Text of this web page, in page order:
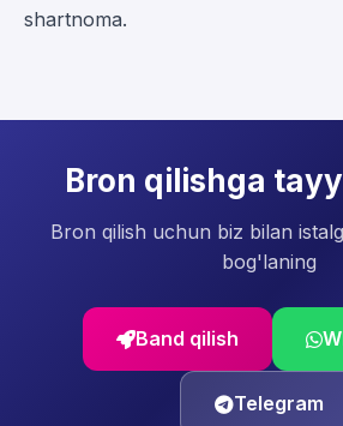
shartnoma.
Bron qilishga
Bron qilish uchun biz bilan
bog'laning
Band qilish
Telegram